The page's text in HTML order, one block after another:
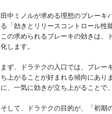
田中ミノルが求める理想のブレーキ
る「効きとリリースコントロール性
この求められるブレーキの効きは、
化します。
まず、ドラテクの入口では、ブレー
ち上がることが好まれる傾向にあり
に、一気に効きが立ち上がることで
そして、ドラテクの目的が、「初期